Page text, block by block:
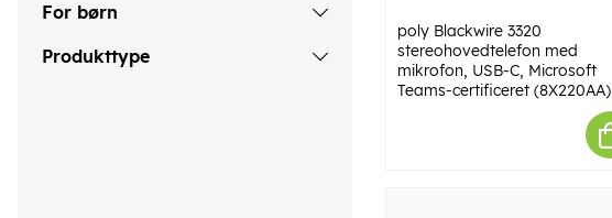
For børn
Produkttype
poly Blackwire 3320
stereohovedtelefon med
mikrofon, USB-C, Microsoft
Teams-certificeret (8X220AA)